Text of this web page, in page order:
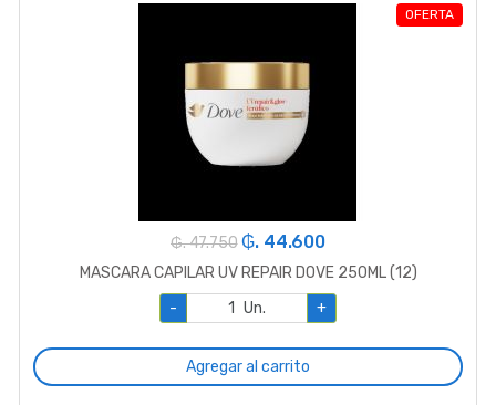
OFERTA
₲. 47.750 ₲. 44.600
MASCARA CAPILAR UV REPAIR DOVE 250ML (12)
-
Un. +
Agregar al carrito